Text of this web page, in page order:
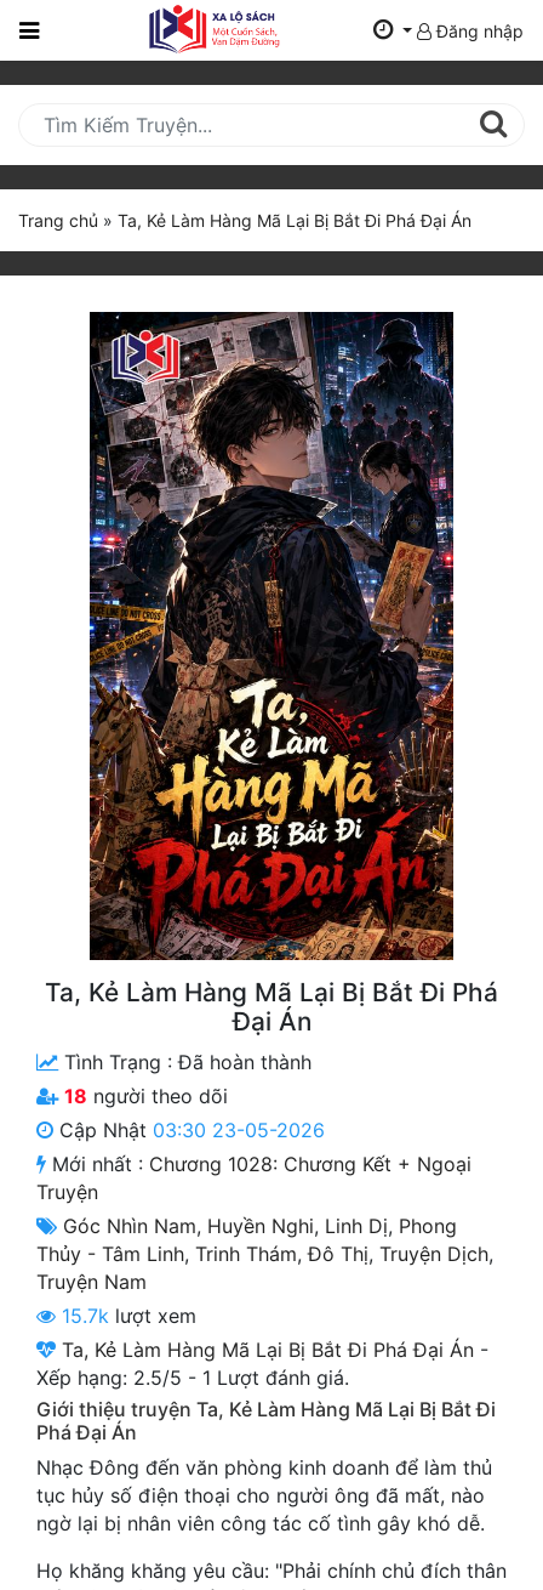
Trang
Mới
Cập
Nhật
(current)
Truyện Mới Ra
Hoàn Thành
Truyện Convert
Truyện Dịch
Truyện Nhập Môn
Truyện ngắn
Cạnh Kỹ
Cổ Tiên Hiệp
Cổ Đại
Du Hí
Dã Sử
Dị Giới
Gia Đấu
Góc Nhìn Nam
Góc Nhìn Nữ
Huyền Huyễn
Huyền Nghi
Đăng nhập
Trang chủ » Ta, Kẻ Làm Hàng Mã Lại Bị Bắt Đi Phá Đại Án
Ta, Kẻ Làm Hàng Mã Lại Bị Bắt Đi Phá
Đại Án
Tình Trạng :Đã hoàn thành
18 người theo dõi
Cập Nhật 03:30 23-05-2026
Mới nhất : Chương 1028: Chương Kết + Ngoại
Truyện
Góc Nhìn Nam, Huyền Nghi, Linh Dị, Phong
Thủy - Tâm Linh, Trinh Thám,Đô Thị, Truyện Dịch,
Truyện Nam
15.7k lượt xem
Ta, Kẻ Làm Hàng Mã Lại Bị Bắt Đi Phá Đại Án -
Xếp hạng: 2.5/5 - 1 Lượt đánh giá.
Giới thiệu truyện Ta, Kẻ Làm Hàng Mã Lại Bị Bắt Đi
Phá Đại Án
Nhạc Đông đến văn phòng kinh doanh để làm thủ
tục hủy số điện thoại cho người ông đã mất, nào
ngờ lại bị nhân viên công tác cố tình gây khó dễ.
Họ khăng khăng yêu cầu: "Phải chính chủ đích thân